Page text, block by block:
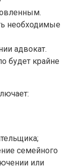
необходимые
адвокат.
будет крайне
семейного
или